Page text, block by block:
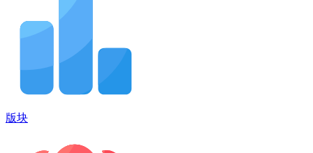
版块